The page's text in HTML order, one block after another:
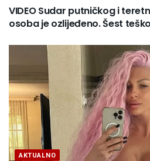
VIDEO Sudar putničkog i
osoba je ozlijeđeno. Šest
AKTUALNO